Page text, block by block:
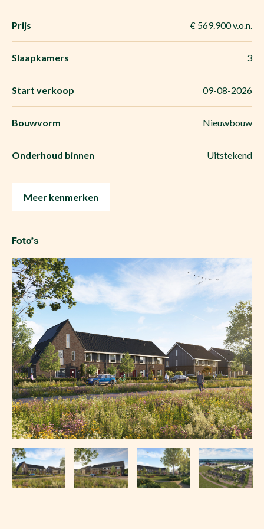
Prijs € 569.900 v.o.n.
Slaapkamers 3
Start verkoop 09-08-2026
Bouwvorm Nieuwbouw
Onderhoud binnen Uitstekend
Meer kenmerken
Foto’s